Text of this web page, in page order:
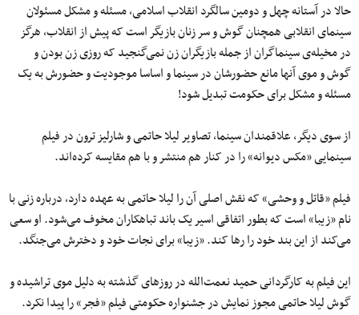
حالا در آستانه چهل ‌و دومین سالگرد انقلاب اسلامی، مسئله و مشکل مسئولان
سینمای انقلابی همچنان گوش و سر زنان بازیگر است که پیش از انقلاب، هرگز
در مخیله‌ی سینماگران از جمله بازیگران زن نمی‌گنجید که روزی زن بودن و
گوش و موی آنها مانع حضورشان در سینما و اساسا موجودیت‌ و حضورش به یک
مسئله و مشکل برای حکومت تبدیل شود!
از سوی دیگر، علاقمندان سینما، تصاویر لیلا حاتمی و شارلیز ترون در فیلم
سینمایی «مکس دیوانه» را در کنار هم منتشر و با هم مقایسه کرده‌اند.
فیلم «قاتل و وحشی» که نقش اصلی آن را لیلا حاتمی به‌ عهده دارد، درباره زنی با
نام «زیبا» است که بطور اتفاقی اسیر یک باند تباهکاران مخوف می‌شود. او سعی
می‌کند از این بند خود را رها کند. «زیبا» برای نجات خود و دخترش می‌جنگد.
این فیلم به کارگردانی حمید نعمت‌الله در روزهای گذشته به دلیل موی تراشیده و
گوش لیلا حاتمی مجوز نمایش در جشنواره حکومتی فیلم «فجر» را پیدا نکرد.